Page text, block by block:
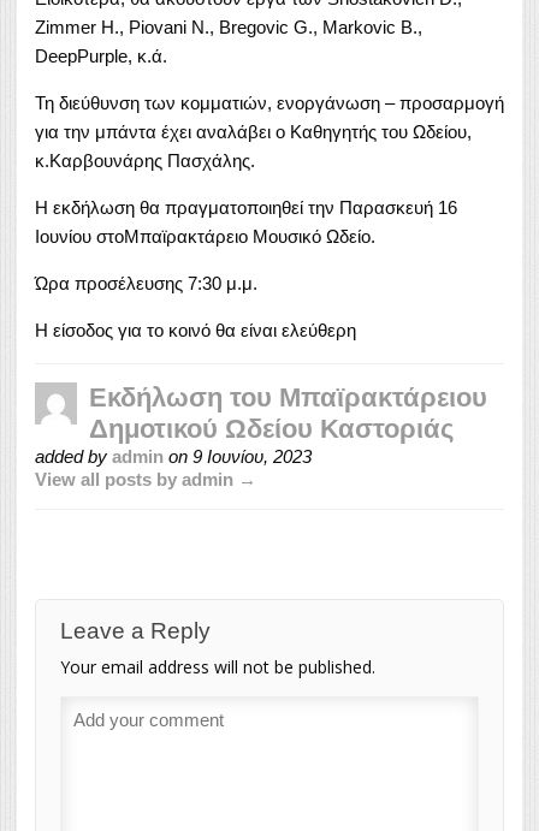
Zimmer H., Piovani N., Bregovic G., Markovic B.,
DeepPurple, κ.ά.
Τη διεύθυνση των κομματιών, ενοργάνωση – προσαρμογή
για την μπάντα έχει αναλάβει ο Καθηγητής του Ωδείου,
κ.Καρβουνάρης Πασχάλης.
Η εκδήλωση θα πραγματοποιηθεί την Παρασκευή 16
Ιουνίου στοΜπαϊρακτάρειο Μουσικό Ωδείο.
Ώρα προσέλευσης 7:30 μ.μ.
Η είσοδος για το κοινό θα είναι ελεύθερη
Εκδήλωση του Μπαϊρακτάρειου
Δημοτικού Ωδείου Καστοριάς
added by admin on 9 Ιουνίου, 2023
View all posts by admin →
Leave a Reply
Your email address will not be published.